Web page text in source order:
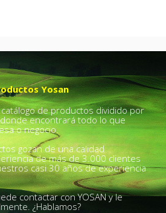
Yosan
de productos dividido por
encontrará todo lo que
o negocio.
gozan de una calidad
de más de 3.000 clientes
casi 30 años de experiencia
contactar con YOSAN y le
¿Hablamos?